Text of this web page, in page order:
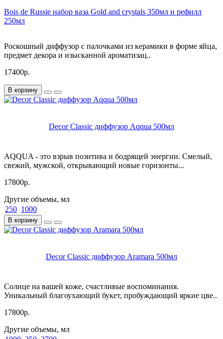
Bois de Russie набор ваза Gold and crystals 350мл и рефилл
250мл
Роскошный диффузор с палочками из керамики в форме яйца,
предмет декора и изысканной ароматизац..
17400р.
В корзину
Decor Classic диффузор Aqqua 500мл
AQQUA - это взрыв позитива и бодрящей энергии. Смелый,
свежий, мужской, открывающий новые горизонты...
17800р.
Другие объемы, мл
250 1000
В корзину
Decor Classic диффузор Aramara 500мл
Cолнце на вашей коже, счастливые воспоминания.
Уникальный благоухающий букет, пробуждающий яркие цве..
17800р.
Другие объемы, мл